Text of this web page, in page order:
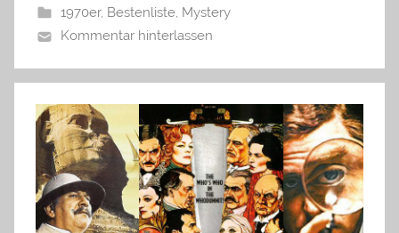
1970er, Bestenliste, Mystery
Kommentar hinterlassen